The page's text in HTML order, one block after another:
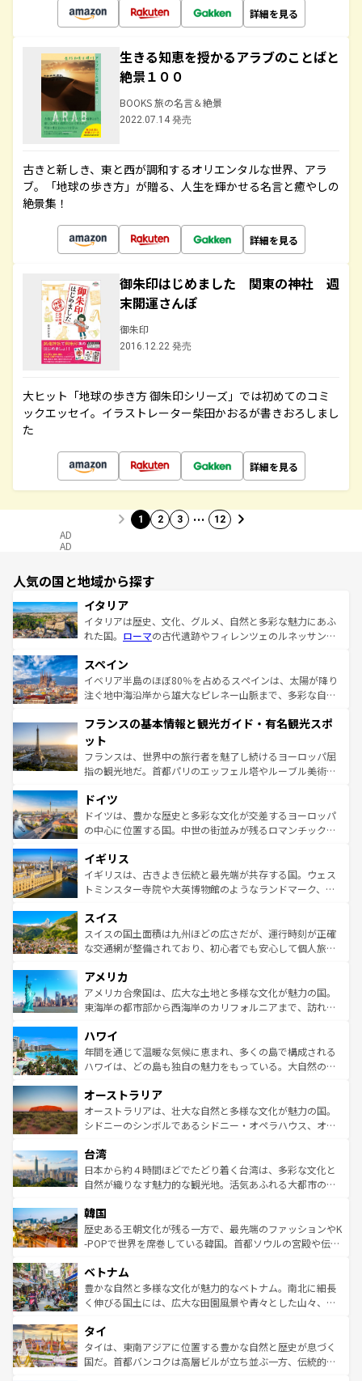
詳細を見る
生きる知恵を授かるアラブのことばと
絶景１００
BOOKS 旅の名言＆絶景
2022.07.14 発売
古きと新しき、東と西が調和するオリエンタルな世界、アラ
ブ。「地球の歩き方」が贈る、人生を輝かせる名言と癒やしの
絶景集！
詳細を見る
御朱印はじめました 関東の神社 週
末開運さんぽ
御朱印
2016.12.22 発売
大ヒット「地球の歩き方 御朱印シリーズ」では初めてのコミ
ックエッセイ。イラストレーター柴田かおるが書きおろしまし
た
詳細を見る
1 2 3 … 12
AD
AD
人気の国と地域から探す
イタリア
イタリアは歴史、文化、グルメ、自然と多彩な魅力にあふ
れた国。 ローマの古代遺跡やフィレンツェのルネッサンス
ろん、トスカーナの美しい田園風景やアマルフィ海岸の絶
景など、自然景観も見逃せない。観光の合間には、本場の
ピザやパスタなど、絶品のイタリア料理を堪能することも
ませてくれるイタリアで、忘れられない旅をしてみよう！
なお、新着のイタリア情報は
しい。
スペイン
イベリア半島のほぼ80％を占めるスペインは、太陽が降り
注ぐ地中海沿岸から雄大なピレネー山脈まで、多彩な自然
文化が根付くこの国では、情熱的なフラメンコ、熱気あふ
れる闘牛、そして美味しいタパスが生活の一部となってい
る。首都マドリードの洗練された雰囲気や、バルセロナの
アートに溢れた街角から、地方では古代ローマ遺跡や中世
せる。地方によって風土や気候が異なるスペインはその個
性で訪れる人を魅了する。 なお、新着のスペイン情報は コ
ンテンツ一覧を参照してほしい。
フランスの基本情報と観光ガイド・有名観光スポ
ット
フランスは、世界中の旅行者を魅了し続けるヨーロッパ屈
指の観光地だ。首都パリのエッフェル塔やルーブル美術館
で、幅広い魅力が詰まっている。華麗な宮殿、歴史的な大
聖堂、美しいビーチ、そして豊かな自然が、訪れる者を心
から魅了する。また、フランスは美食の国としても知ら
いる。シャンパンの発祥地であるランス、プロヴァンスの
香り高いラベンダー畑など、多彩な楽しみ方が可能だ。さ
らに、パリ以外の地域にも魅力が溢れており、どの街角に
れる地方に足を運ぶとそれぞれで全く異なる文化を体験で
きるだろう。 なお、新着のフランス情報はコンテンツ一覧
を参照してほしい。
ドイツ
ドイツは、豊かな歴史と多彩な文化が交差するヨーロッパ
の中心に位置する国。中世の街並みが残るロマンチック街
顔を持つこの国は、どこを歩いても飽きることがない。ベ
ルリンの文化的活気、バイエルン州のアルプスの絶景、そ
してライン川沿いのワイン畑といった風景は必見。ビール
は、お酒好きな人にはぜひ体験してほしい。 なお、新着の
ドイツ情報はコンテンツ一覧を参照してほしい。
イギリス
イギリスは、古きよき伝統と最先端が共存する国。ウェス
トミンスター寺院や大英博物館のようなランドマーク、歴
リアごとに異なる魅力がある。また、優雅なアフタヌーン
ティー、ビール好きにはたまらない英国パブ、サッカー観
戦など、本場だからこそできる体験も豊富。イギリスを旅
ンツ一覧を参照してほしい。
スイス
スイスの国土面積は九州ほどの広さだが、運行時刻が正確
な交通網が整備されており、初心者でも安心して個人旅行
の建物がそのまま残る町や、スイスならではのユニークな
博物館もあり、アルプス観光だけでなく町歩きも満喫する
ことができる。国民の所得が高いため物価も高いが、旅行
ば市内交通費無料で観光を楽しむこともできる。 なお、新
着のスイス情報はコンテンツ一覧 を参照してほしい。
アメリカ
アメリカ合衆国は、広大な土地と多様な文化が魅力の国。
東海岸の都市部から西海岸のカリフォルニアまで、訪れる
のような巨大都市は、観光、ショッピング、エンターテイ
ンメントが詰まった刺激的なスポットだ。一方、アメリカ
西部には大自然が広がり、グランドキャニオンやイエロー
部のニューオーリンズでは、音楽と美食が融合した独特の
文化が魅力。旅行者はアメリカの各地域で異なる魅力を楽
しみながら、その多様性と豊かな歴史を感じることができ
ならではの贅沢な旅のスタイルだ。 なお、新着のアメリカ
情報はコンテンツ一覧を参照してほしい。
ハワイ
年間を通じて温暖な気候に恵まれ、多くの島で構成される
ハワイは、どの島も独自の魅力をもっている。大自然の神
ワイ島は見逃せない。また、定番の観光地といえばオアフ
島だが、静かな自然を求めるならマウイ島やカウアイ島が
おすすめ。エメラルドグリーンに輝く海をはじめ、豊かな
れるおもてなしの心で訪れる人々を迎えてくれるハワイの
人々、おいしいローカルフードやハワイアンミュージッ
ク、伝統的なフラダンスなど、すべてがハワイの魅力を彩
ワイを、存分に味わってほしい。 なお、新着のハワイ情報
はコンテンツ一覧を参照してほしい。
オーストラリア
オーストラリアは、壮大な自然と多様な文化が魅力の国。
シドニーのシンボルであるシドニー・オペラハウス、オー
リアリーフや大陸中央部にそびえるウルル（エアーズロッ
ク）、タスマニアの美しい原生林やケアンズの熱帯雨林な
ど、見どころがたくさん。また、カフェやワイン、オージ
いる。アクティビティも充実しており、サーフィンやダイ
ビング、ハイキングなど、アウトドア好きにはたまらな
い。オーストラリアの多彩な魅力を存分に味わいつくそ
参照してほしい。
台湾
日本から約４時間ほどでたどり着く台湾は、多彩な文化と
自然が織りなす魅力的な観光地。活気あふれる大都市の台
ン）、静ひつな山岳地帯である台湾東部など、都市の喧騒
と山間の静けさが共存しており、訪れる人に新しい発見と
驚きをもたらしてくれる。また、奥深い台湾の食文化も魅
容にもいいと評判のスイーツなど、バラエティ豊かな料理
が味わえる。 なお、新着の台湾情報は コンテンツ一覧を参
照してほしい。
韓国
歴史ある王朝文化が残る一方で、最先端のファッションやK
-POPで世界を席巻している韓国。首都ソウルの宮殿や伝統
き、地方に足を延ばせば四季折々の自然美を楽しむことが
できる。そして、キムチや焼肉、絶品のストリートフード
まで、さまざまな韓国料理が待っている。夜には、韓国な
リティに包まれながら、韓国の多彩な魅力を心ゆくまで味
わってみてほしい。 なお、新着の韓国情報はコンテンツ一
覧を参照してほしい。
ベトナム
豊かな自然と多様な文化が魅力的なベトナム。南北に細長
く伸びる国土には、広大な田園風景や青々とした山々、世
急速な発展と共に伝統が息づく。ハノイの古い町並みやホ
ーチミン市のフランス統治時代の建物も、独特の雰囲気を
醸し出している。また、バラエティの豊かさとおいしさで
タイ
タイは、東南アジアに位置する豊かな自然と歴史が息づく
国だ。首都バンコクは高層ビルが立ち並ぶ一方、伝統的な